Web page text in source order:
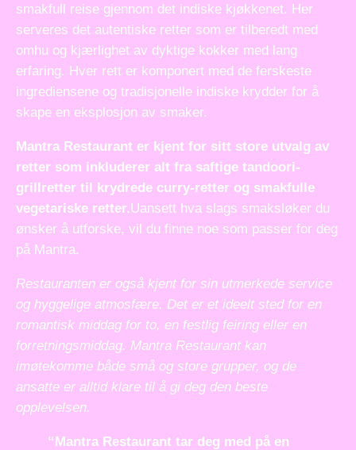
smakfull reise gjennom det indiske kjøkkenet. Her
serveres det autentiske retter som er tilberedt med
omhu og kjærlighet av dyktige kokker med lang
erfaring. Hver rett er komponert med de ferskeste
ingrediensene og tradisjonelle indiske krydder for å
skape en eksplosjon av smaker.
Mantra Restaurant er kjent for sitt store utvalg av
retter som inkluderer alt fra saftige tandoori-
grillretter til krydrede curry-retter og smakfulle
vegetariske retter.Uansett hva slags smaksløker du
ønsker å utforske, vil du finne noe som passer for deg
på Mantra.
Restauranten er også kjent for sin utmerkede service
og hyggelige atmosfære. Det er et ideelt sted for en
romantisk middag for to, en festlig feiring eller en
forretningsmiddag. Mantra Restaurant kan
imøtekomme både små og store grupper, og de
ansatte er alltid klare til å gi deg den beste
opplevelsen.
“Mantra Restaurant tar deg med på en